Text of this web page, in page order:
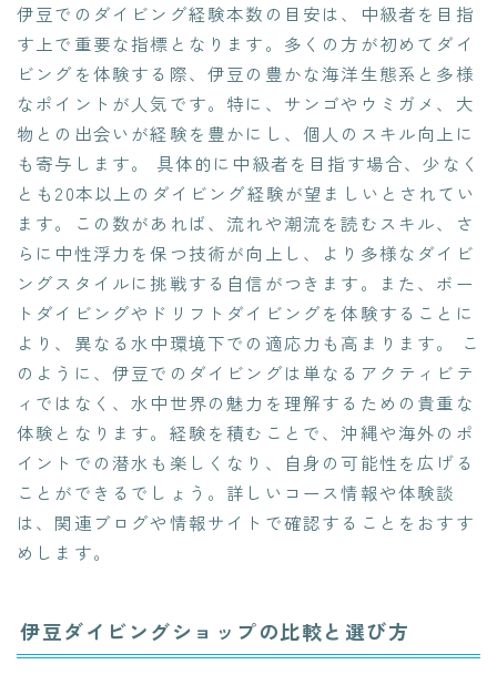
伊豆でのダイビング経験本数の目安は、中級者を目指
す上で重要な指標となります。多くの方が初めてダイ
ビングを体験する際、伊豆の豊かな海洋生態系と多様
なポイントが人気です。特に、サンゴやウミガメ、大
物との出会いが経験を豊かにし、個人のスキル向上に
も寄与します。 具体的に中級者を目指す場合、少なく
とも20本以上のダイビング経験が望ましいとされてい
ます。この数があれば、流れや潮流を読むスキル、さ
らに中性浮力を保つ技術が向上し、より多様なダイビ
ングスタイルに挑戦する自信がつきます。また、ボー
トダイビングやドリフトダイビングを体験することに
より、異なる水中環境下での適応力も高まります。 こ
のように、伊豆でのダイビングは単なるアクティビテ
ィではなく、水中世界の魅力を理解するための貴重な
体験となります。経験を積むことで、沖縄や海外のポ
イントでの潜水も楽しくなり、自身の可能性を広げる
ことができるでしょう。詳しいコース情報や体験談
は、関連ブログや情報サイトで確認することをおすす
めします。
伊豆ダイビングショップの比較と選び方